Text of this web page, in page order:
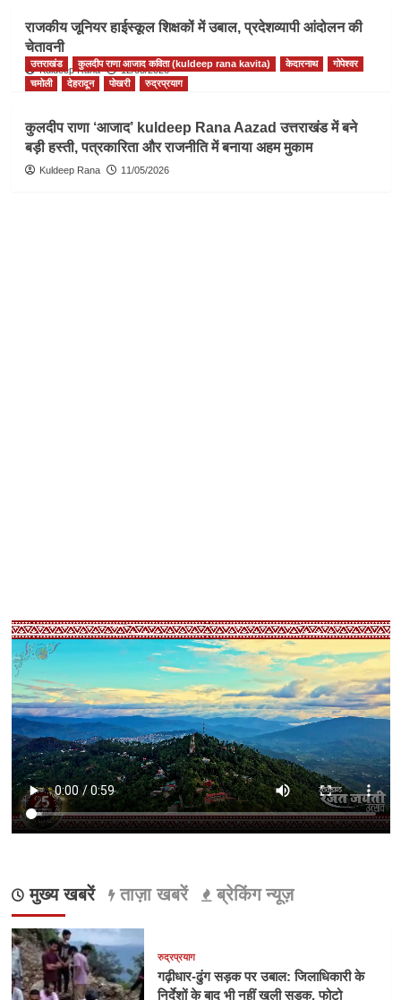
राजकीय जूनियर हाईस्कूल शिक्षकों में उबाल, प्रदेशव्यापी आंदोलन की
चेतावनी
Kuldeep Rana 12/05/2026
उत्तराखंड कुलदीप राणा आजाद कविता (kuldeep rana kavita) केदारनाथ
गोपेश्वर
चमोली
देहरादून पोखरी रुद्रप्रयाग
कुलदीप राणा ‘आजाद’ kuldeep Rana Aazad उत्तराखंड में बने
बड़ी हस्ती, पत्रकारिता और राजनीति में बनाया अहम मुकाम
Kuldeep Rana 11/05/2026
मुख्य खबरें ताज़ा खबरें ब्रेकिंग न्यूज़
रुद्रप्रयाग
गढ़ीधार-ढुंग सड़क पर उबाल: जिलाधिकारी के
निर्देशों के बाद भी नहीं खुली सड़क, फोटो